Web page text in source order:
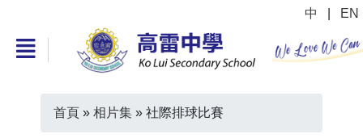
中 EN
首頁 » 相片集 » 社際排球比賽